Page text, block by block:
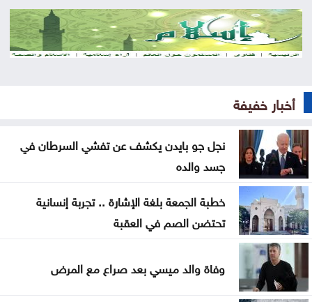
والأركان
حقوق الإنسان في العصر الرقمي بالأردن
فيديو لفرقة من طلبة عمان الأهلية بعنوان: دايماً بالعالي
، بنينا جيل ورا جيل
شراكة تجمع بين المركزية تويوتا ونادي عمّان FC
الحنيطي يستقبل مدير عام إدارة الخدمات الطبية الليبية
نتنياهو: إيران لن تمتلك أسلحة نووية
الحوثي يقصف تحشيدات سعودية ومخازن أسلحة بالمخا
أخبار خفيفة
نجل جو بايدن يكشف عن تفشي السرطان في
جسد والده
خطبة الجمعة بلغة الإشارة .. تجربة إنسانية
تحتضن الصم في العقبة
وفاة والد ميسي بعد صراع مع المرض